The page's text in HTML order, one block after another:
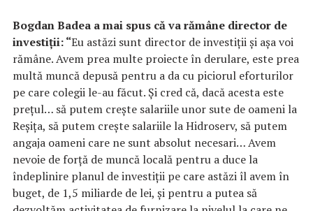
Bogdan Badea a mai spus că va rămâne director de
investiții: “Eu astăzi sunt director de investiții și așa voi
rămâne. Avem prea multe proiecte în derulare, este prea
multă muncă depusă pentru a da cu piciorul eforturilor
pe care colegii le-au făcut. Și cred că, dacă acesta este
prețul… să putem crește salariile unor sute de oameni la
Reșița, să putem crește salariile la Hidroserv, să putem
angaja oameni care ne sunt absolut necesari… Avem
nevoie de forță de muncă locală pentru a duce la
îndeplinire planul de investiții pe care astăzi îl avem în
buget, de 1,5 miliarde de lei, și pentru a putea să